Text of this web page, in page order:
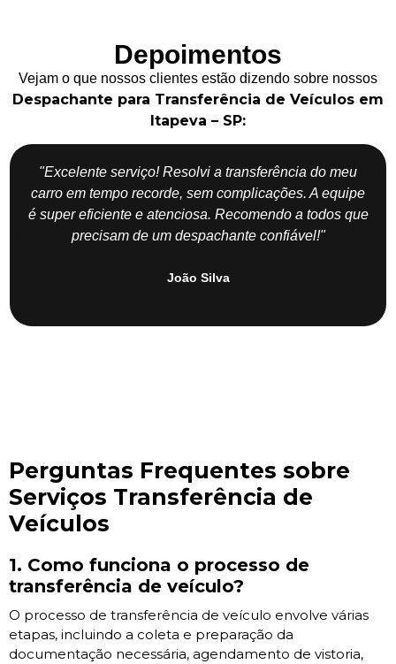
Depoimentos
Vejam o que nossos clientes estão dizendo sobre nossos
Despachante para Transferência de Veículos em
Itapeva – SP:
"Excelente serviço! Resolvi a transferência do meu
carro em tempo recorde, sem complicações. A equipe
é super eficiente e atenciosa. Recomendo a todos que
precisam de um despachante confiável!"
João Silva
Perguntas Frequentes sobre
Serviços Transferência de
Veículos
1. Como funciona o processo de
transferência de veículo?
O processo de transferência de veículo envolve várias
etapas, incluindo a coleta e preparação da
documentação necessária, agendamento de vistoria,